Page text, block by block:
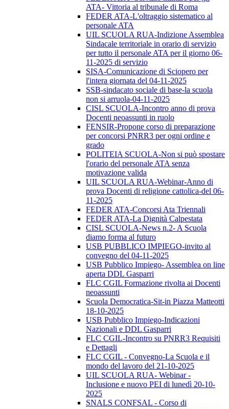
ATA- Vittoria al tribunale di Roma
FEDER ATA-L'oltraggio sistematico al
personale ATA
UIL SCUOLA RUA-Indizione Assemblea
Sindacale territoriale in orario di servizio
per tutto il personale ATA per il giorno 06-
11-2025 di servizio
SISA-Comunicazione di Sciopero per
l'intera giornata del 04-11-2025
SSB-sindacato sociale di base-la scuola
non si arruola-04-11-2025
CISL SCUOLA-Incontro anno di prova
Docenti neoassunti in ruolo
FENSIR-Propone corso di preparazione
per concorsi PNRR3 per ogni ordine e
grado
POLITEIA SCUOLA-Non si può spostare
l'orario del personale ATA senza
motivazione valida
UIL SCUOLA RUA-Webinar-Anno di
prova Docenti di religione cattolica-del 06-
11-2025
FEDER ATA-Concorsi Ata Triennali
FEDER ATA-La Dignità Calpestata
CISL SCUOLA-News n.2- A Scuola
diamo forma al futuro
USB PUBBLICO IMPIEGO-invito al
convegno del 04-11-2025
USB Pubblico Impiego- Assemblea on line
aperta DDL Gasparri
FLC CGIL Formazione rivolta ai Docenti
neoassunti
Scuola Democratica-Sit-in Piazza Matteotti
18-10-2025
USB Pubblico Impiego-Indicazioni
Nazionali e DDL Gasparri
FLC CGIL-Incontro su PNRR3 Requisiti
e Dettagli
FLC CGIL - Convegno-La Scuola e il
mondo del lavoro del 21-10-2025
UIL SCUOLA RUA- Webinar -
Inclusione e nuovo PEI di lunedì 20-10-
2025
SNALS CONFSAL - Corso di